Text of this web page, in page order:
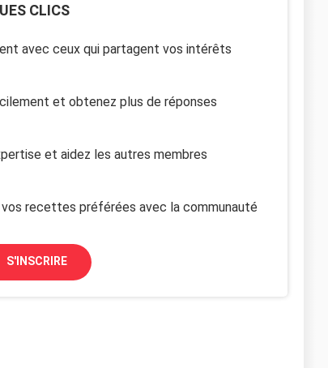
CLICS
avec ceux qui partagent vos intérêts
et obtenez plus de réponses
et aidez les autres membres
recettes préférées avec la communauté
S'INSCRIRE